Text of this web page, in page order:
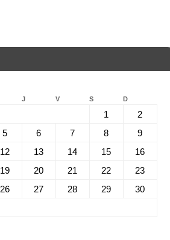
J V S D
1
2
5 6 7 8
9
12 13 14 15
16
19 20 21 22
23
26 27 28 29
30